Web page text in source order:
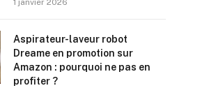
1 janvier 2026
Aspirateur-laveur robot
Dreame en promotion sur
Amazon : pourquoi ne pas en
profiter ?